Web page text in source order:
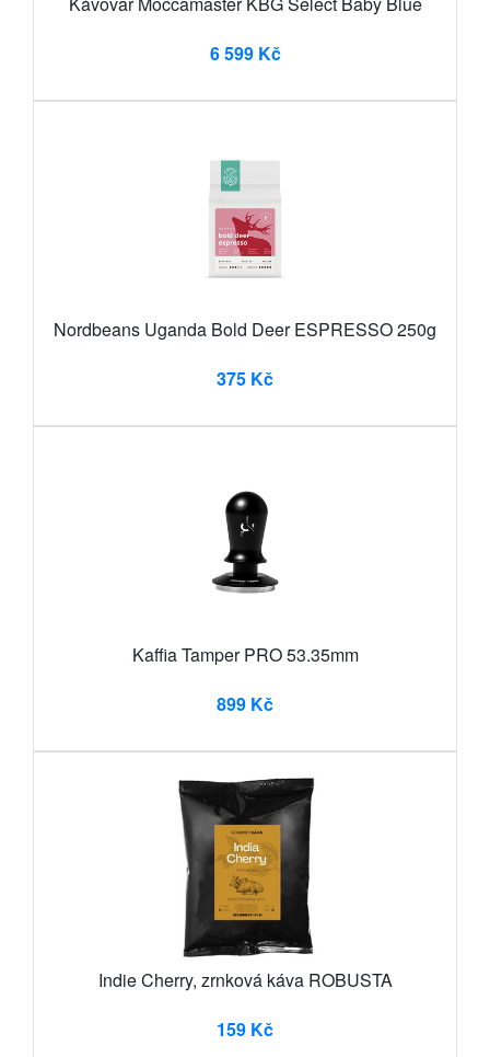
6 599 Kč
Nordbeans Uganda Bold Deer ESPRESSO 250g
375 Kč
Kaffia Tamper PRO 53.35mm
899 Kč
Indie Cherry, zrnková káva ROBUSTA
159 Kč